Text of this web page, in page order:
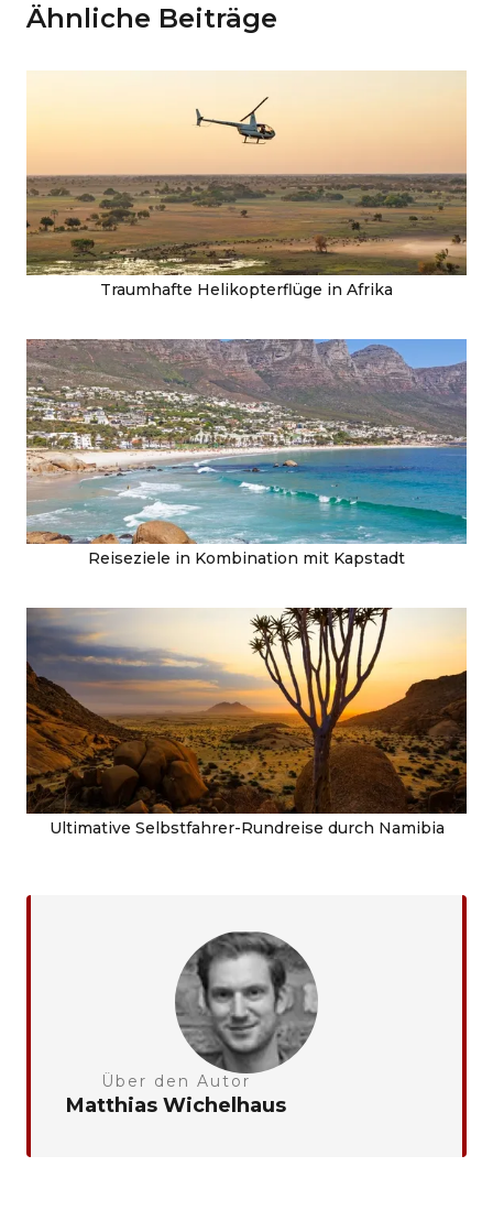
Ähnliche Beiträge
Traumhafte Helikopterflüge in Afrika
Reiseziele in Kombination mit Kapstadt
Ultimative Selbstfahrer-Rundreise durch Namibia
Über den Autor
Matthias Wichelhaus